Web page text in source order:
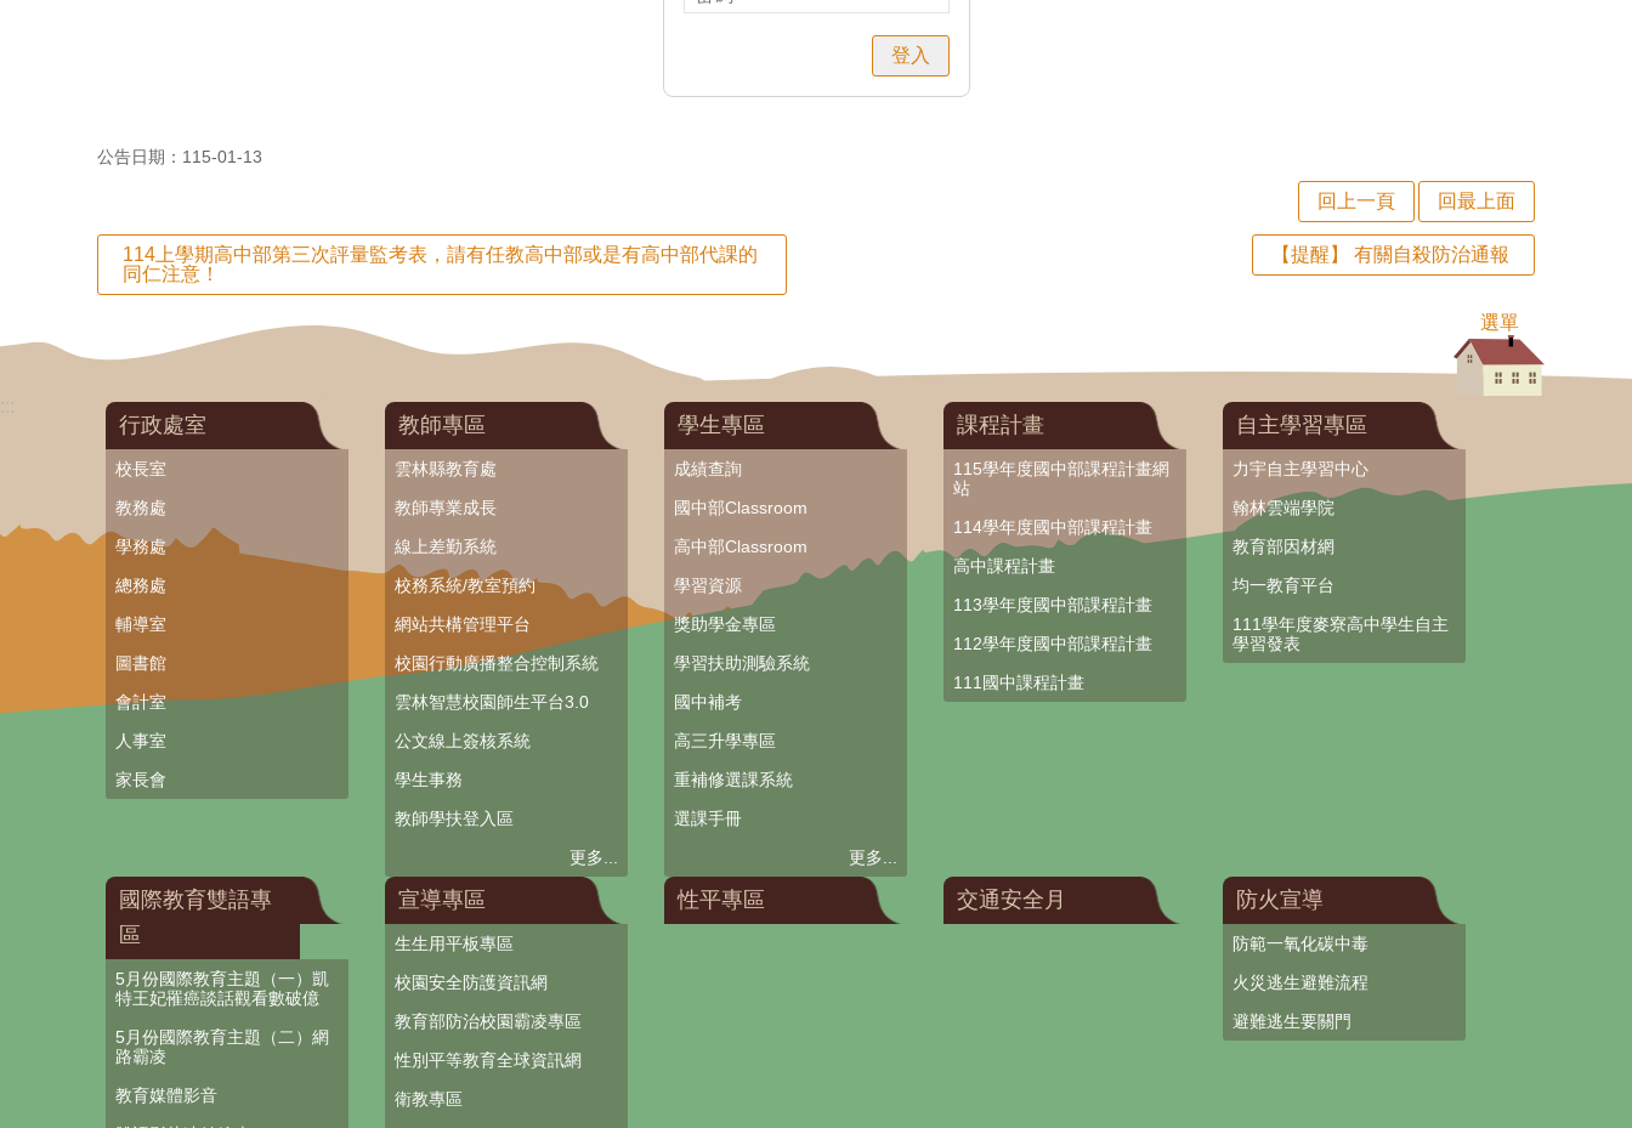
登入
公告日期：115-01-13
回上一頁 回最上面
114上學期高中部第三次評量監考表，請有任教高中部或是有高中部代課的
同仁注意！
【提醒】 有關自殺防治通報
選單
:::
行政處室
校長室
教務處
學務處
總務處
輔導室
圖書館
會計室
人事室
家長會
教師專區
雲林縣教育處
教師專業成長
線上差勤系統
校務系統/教室預約
網站共構管理平台
校園行動廣播整合控制系統
雲林智慧校園師生平台3.0
公文線上簽核系統
學生事務
教師學扶登入區
更多...
學生專區
成績查詢
國中部Classroom
高中部Classroom
學習資源
獎助學金專區
學習扶助測驗系統
國中補考
高三升學專區
重補修選課系統
選課手冊
更多...
課程計畫
115學年度國中部課程計畫網
站
114學年度國中部課程計畫
高中課程計畫
113學年度國中部課程計畫
112學年度國中部課程計畫
111國中課程計畫
自主學習專區
力宇自主學習中心
翰林雲端學院
教育部因材網
均一教育平台
111學年度麥寮高中學生自主
學習發表
國際教育雙語專
區
5月份國際教育主題（一）凱
特王妃罹癌談話觀看數破億
5月份國際教育主題（二）網
路霸凌
教育媒體影音
宣導專區
生生用平板專區
校園安全防護資訊網
教育部防治校園霸凌專區
性別平等教育全球資訊網
衛教專區
性平專區 交通安全月 防火宣導
防範一氧化碳中毒
火災逃生避難流程
避難逃生要關門